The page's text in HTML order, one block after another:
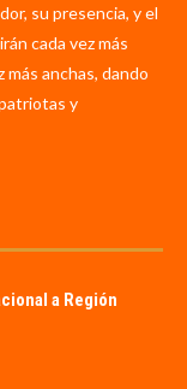
su presencia, y el
cada vez más
anchas, dando
y
a Región